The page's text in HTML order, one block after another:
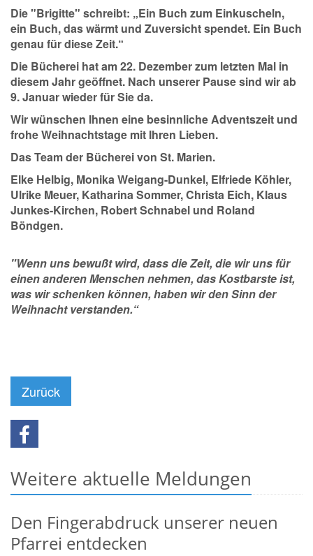
Die "Brigitte" schreibt: „Ein Buch zum Einkuscheln,
ein Buch, das wärmt und Zuversicht spendet. Ein Buch
genau für diese Zeit.“
Die Bücherei hat am 22. Dezember zum letzten Mal in
diesem Jahr geöffnet. Nach unserer Pause sind wir ab
9. Januar wieder für Sie da.
Wir wünschen Ihnen eine besinnliche Adventszeit und
frohe Weihnachtstage mit Ihren Lieben.
Das Team der Bücherei von St. Marien.
Elke Helbig, Monika Weigang-Dunkel, Elfriede Köhler,
Ulrike Meuer, Katharina Sommer, Christa Eich, Klaus
Junkes-Kirchen, Robert Schnabel und Roland
Böndgen.
"Wenn uns bewußt wird, dass die Zeit, die wir uns für
einen anderen Menschen nehmen, das Kostbarste ist,
was wir schenken können, haben wir den Sinn der
Weihnacht verstanden.“
Zurück
Weitere aktuelle Meldungen
Den Fingerabdruck unserer neuen
Pfarrei entdecken